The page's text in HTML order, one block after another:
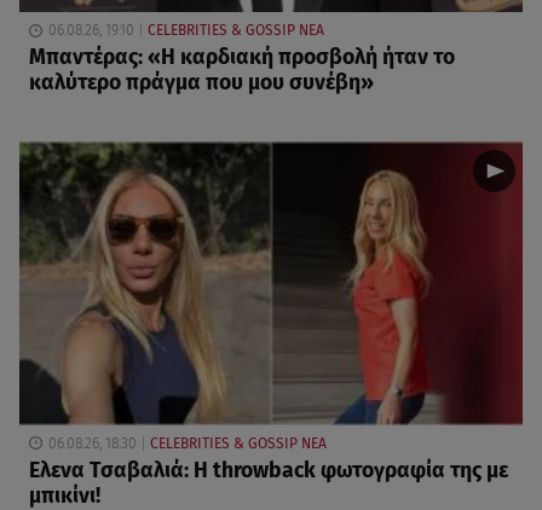
06.08.26, 19:10 CELEBRITIES & GOSSIP ΝΕΑ
Μπαντέρας: «Η καρδιακή προσβολή ήταν το
καλύτερο πράγμα που μου συνέβη»
06.08.26, 18:30 CELEBRITIES & GOSSIP ΝΕΑ
Ελενα Τσαβαλιά: Η throwback φωτογραφία της με
μπικίνι!